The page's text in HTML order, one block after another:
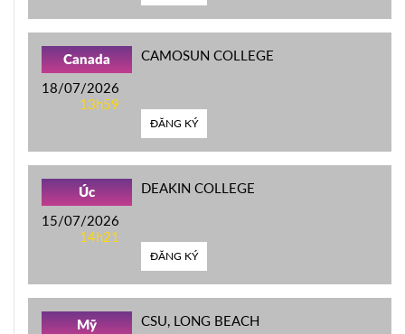
Canada
18/07/2026
13h59
CAMOSUN COLLEGE
ĐĂNG KÝ
Úc
15/07/2026
14h21
DEAKIN COLLEGE
ĐĂNG KÝ
Mỹ CSU, LONG BEACH